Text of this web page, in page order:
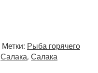
Метки: Рыба горячего
Салака, Салака